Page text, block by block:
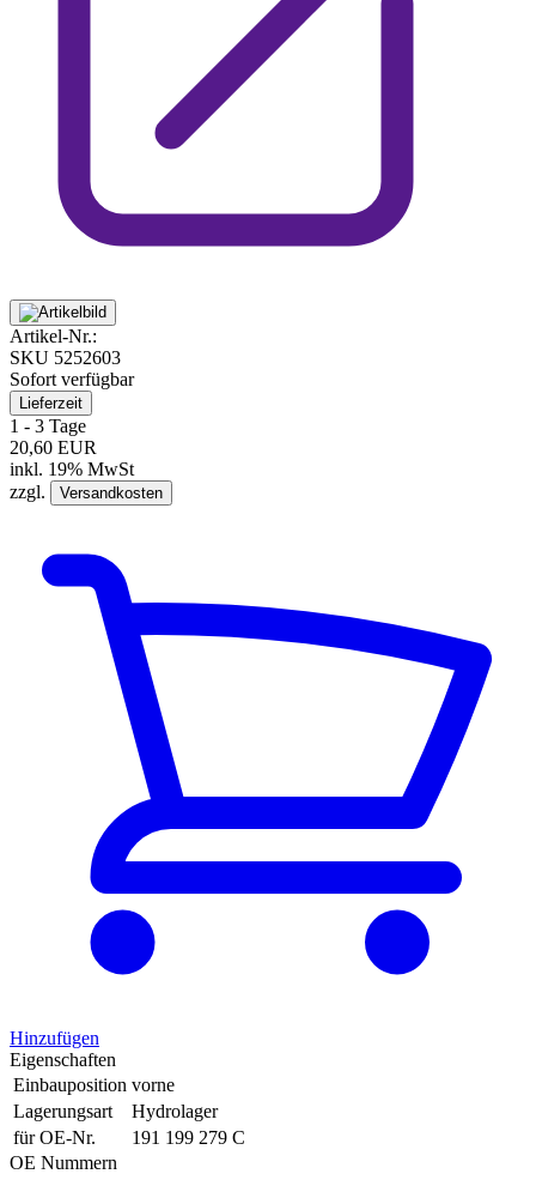
Artikel-Nr.:
SKU 5252603
Sofort verfügbar
Lieferzeit
1 - 3 Tage
20,60 EUR
inkl. 19% MwSt
zzgl.
Versandkosten
Hinzufügen
Eigenschaften
Einbauposition vorne
Lagerungsart
Hydrolager
für OE-Nr.
191 199 279 C
OE Nummern